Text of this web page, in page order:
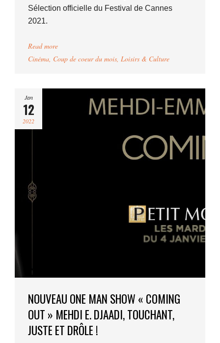
Sélection officielle du Festival de Cannes
2021.
Read more
Cinéma Coup de coeur du mois Loisirs & Culture
Jan
12
2022
NOUVEAU ONE MAN SHOW « COMING
OUT » MEHDI E. DJAADI, TOUCHANT,
JUSTE ET DRÔLE !